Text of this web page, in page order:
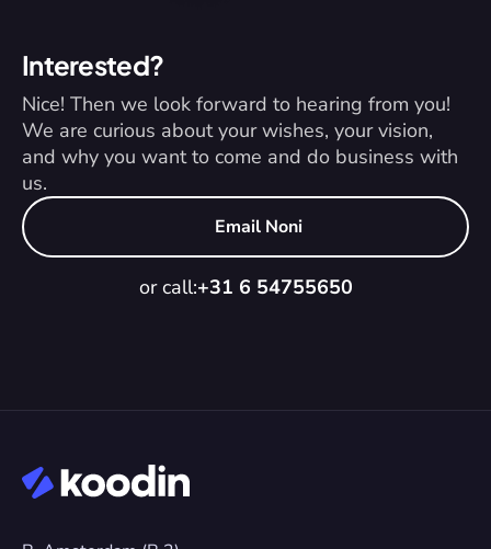
Interested?
Nice! Then we look forward to hearing from you!
We are curious about your wishes, your vision,
and why you want to come and do business with
us.
Email Noni
or call:+31 6 54755650